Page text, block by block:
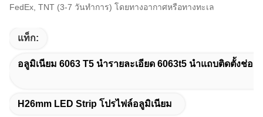
FedEx, TNT (3-7 วันทําการ) โดยทางอากาศหรือทางทะเล
แท็ก:
อลูมิเนียม 6063 T5 นำรายละเอียด 6063t5 นำแถบติดตั้งช่อง
H26mm LED Strip โปรไฟล์อลูมิเนียม